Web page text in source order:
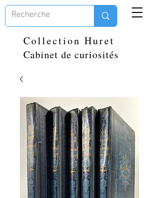
Collection Huret
Cabinet de curiosités